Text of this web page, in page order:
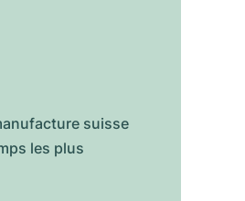
suisse
les plus